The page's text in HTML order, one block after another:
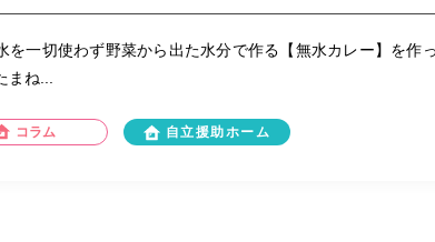
を一切使わず野菜から出た水分で作る【無水カレー】を作
まね...
コラム 自立援助ホーム